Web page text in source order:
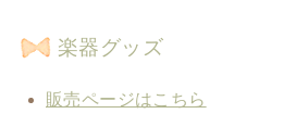
楽器グッズ
販売ページはこちら